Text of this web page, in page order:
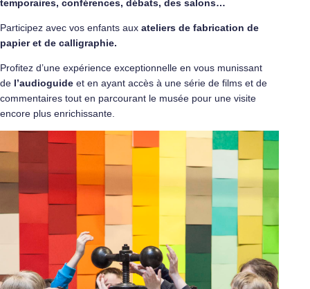
temporaires, conférences, débats, des salons…
Participez avec vos enfants aux ateliers de fabrication de
papier et de calligraphie.
Profitez d’une expérience exceptionnelle en vous munissant
de l’audioguide et en ayant accès à une série de films et de
commentaires tout en parcourant le musée pour une visite
encore plus enrichissante.